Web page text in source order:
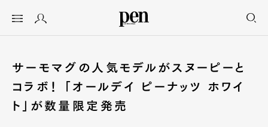
サーモマグの人気モデルがスヌーピーと
コラボ！ 「オールデイ ピーナッツ ホワイ
ト」が数量限定発売